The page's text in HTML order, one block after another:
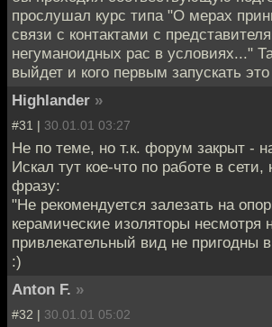
прослушал курс типа "О мерах
связи с контактами с
негуманоидных рас в условиях..."
выйдет и кого первым запускать
Highlander »
#31 | 30.01.01 03:27
Не по теме, но т.к. форум закрыт -
Искал тут кое-что по работе в сети,
фразу:
"Не рекомендуется залезать на
керамические изоляторы несмотря
привлекательный вид не пригодны
:)
Anton F. »
#32 | 30.01.01 05:02